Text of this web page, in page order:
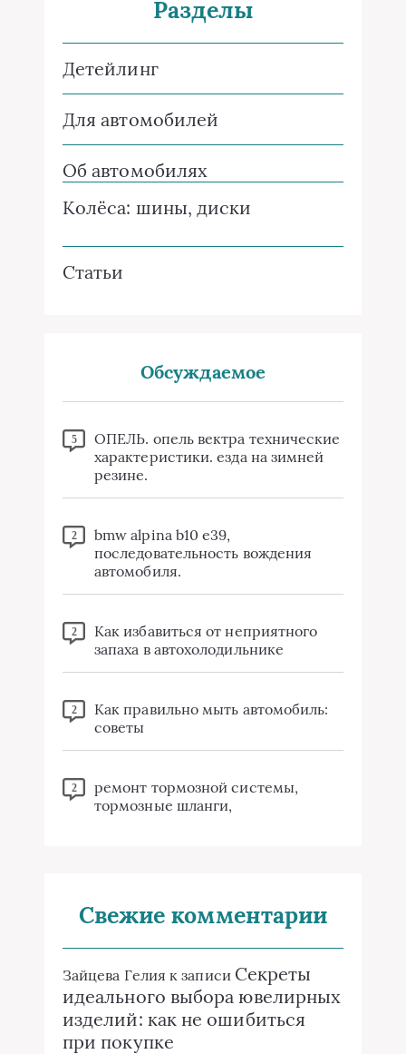
Разделы
Детейлинг
Для автомобилей
Об автомобилях
Колёса: шины, диски
Статьи
Обсуждаемое
5
ОПЕЛЬ. опель вектра технические
характеристики. езда на зимней
резине.
2
bmw alpina b10 e39,
последовательность вождения
автомобиля.
2
Как избавиться от неприятного
запаха в автохолодильнике
2
Как правильно мыть автомобиль:
советы
2
ремонт тормозной системы,
тормозные шланги,
Свежие комментарии
Зайцева Гелия к записи Секреты
идеального выбора ювелирных
изделий: как не ошибиться
при покупке